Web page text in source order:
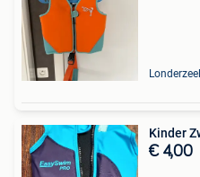
Londerzeel
€ 4,00